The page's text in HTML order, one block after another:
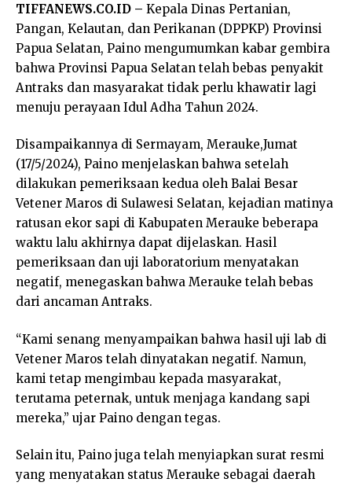
TIFFANEWS.CO.ID – Kepala Dinas Pertanian,
Pangan, Kelautan, dan Perikanan (DPPKP) Provinsi
Papua Selatan, Paino mengumumkan kabar gembira
bahwa Provinsi Papua Selatan telah bebas penyakit
Antraks dan masyarakat tidak perlu khawatir lagi
menuju perayaan Idul Adha Tahun 2024.
Disampaikannya di Sermayam, Merauke,Jumat
(17/5/2024), Paino menjelaskan bahwa setelah
dilakukan pemeriksaan kedua oleh Balai Besar
Vetener Maros di Sulawesi Selatan, kejadian matinya
ratusan ekor sapi di Kabupaten Merauke beberapa
waktu lalu akhirnya dapat dijelaskan. Hasil
pemeriksaan dan uji laboratorium menyatakan
negatif, menegaskan bahwa Merauke telah bebas
dari ancaman Antraks.
“Kami senang menyampaikan bahwa hasil uji lab di
Vetener Maros telah dinyatakan negatif. Namun,
kami tetap mengimbau kepada masyarakat,
terutama peternak, untuk menjaga kandang sapi
mereka,” ujar Paino dengan tegas.
Selain itu, Paino juga telah menyiapkan surat resmi
yang menyatakan status Merauke sebagai daerah